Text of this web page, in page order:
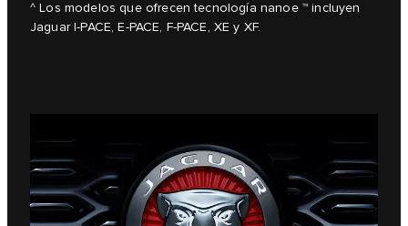
^ Los modelos que ofrecen tecnología nanoe ™ incluyen
Jaguar I-PACE, E-PACE, F-PACE, XE y XF.